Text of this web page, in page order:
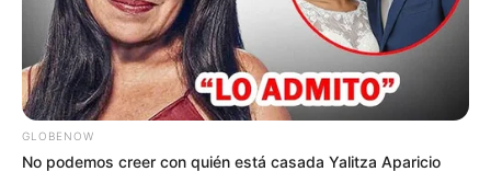
GLOBENOW
No podemos creer con quién está casada Yalitza Aparicio